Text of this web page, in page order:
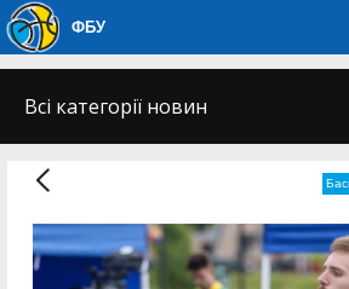
ФБУ
Всі категорії новин